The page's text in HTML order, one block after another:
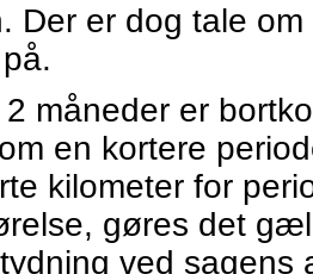
Der er dog tale
måneder er
en kortere
kilometer for
gøres det
ved